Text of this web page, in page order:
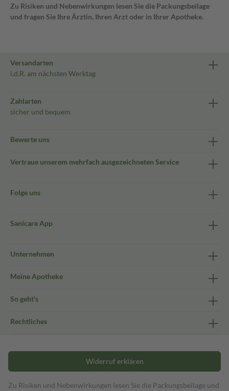
Zu Risiken und Nebenwirkungen lesen Sie die Packungsbeilage
und fragen Sie Ihre Ärztin, Ihren Arzt oder in Ihrer Apotheke.
Versandarten
i.d.R. am nächsten Werktag
Zahlarten
sicher und bequem
Bewerte uns
Vertraue unserem mehrfach ausgezeichneten Service
Folge uns
Sanicare App
Unternehmen
Meine Apotheke
So geht's
Rechtliches
Widerruf erklären
Zu Risiken und Nebenwirkungen lesen Sie die Packungsbeilage und